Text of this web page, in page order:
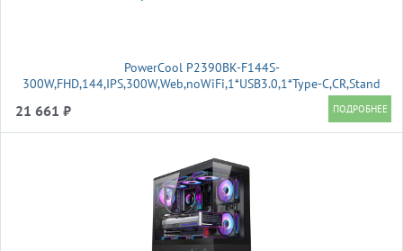
PowerCool P2390BK-F144S-
300W,FHD,144,IPS,300W,Web,noWiFi,1*USB3.0,1*Type-C,CR,Stand
21 661 ₽